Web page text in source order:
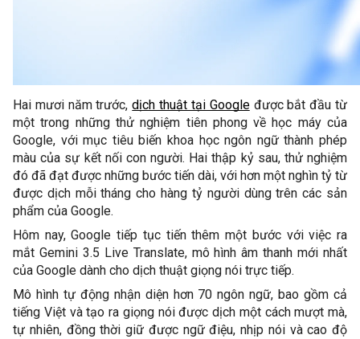
Hai mươi năm trước, dịch thuật tại Google được bắt đầu từ
một trong những thử nghiệm tiên phong về học máy của
Google, với mục tiêu biến khoa học ngôn ngữ thành phép
màu của sự kết nối con người. Hai thập kỷ sau, thử nghiệm
đó đã đạt được những bước tiến dài, với hơn một nghìn tỷ từ
được dịch mỗi tháng cho hàng tỷ người dùng trên các sản
phẩm của Google.
Hôm nay, Google tiếp tục tiến thêm một bước với việc ra
mắt Gemini 3.5 Live Translate, mô hình âm thanh mới nhất
của Google dành cho dịch thuật giọng nói trực tiếp.
Mô hình tự động nhận diện hơn 70 ngôn ngữ, bao gồm cả
tiếng Việt và tạo ra giọng nói được dịch một cách mượt mà,
tự nhiên, đồng thời giữ được ngữ điệu, nhịp nói và cao độ